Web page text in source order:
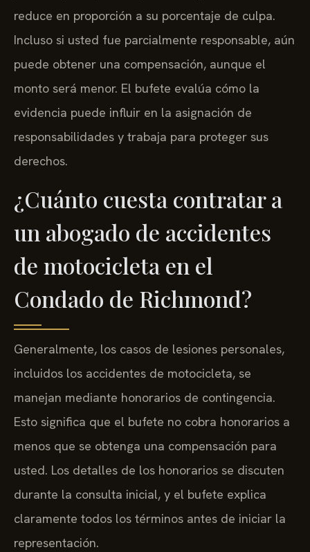
reduce en proporción a su porcentaje de culpa.
Incluso si usted fue parcialmente responsable, aún
puede obtener una compensación, aunque el
monto será menor. El bufete evalúa cómo la
evidencia puede influir en la asignación de
responsabilidades y trabaja para proteger sus
derechos.
¿Cuánto cuesta contratar a
un abogado de accidentes
de motocicleta en el
Condado de Richmond?
Generalmente, los casos de lesiones personales,
incluidos los accidentes de motocicleta, se
manejan mediante honorarios de contingencia.
Esto significa que el bufete no cobra honorarios a
menos que se obtenga una compensación para
usted. Los detalles de los honorarios se discuten
durante la consulta inicial, y el bufete explica
claramente todos los términos antes de iniciar la
representación.